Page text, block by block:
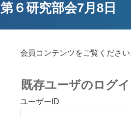
第６研究部会7月8日
会員コンテンツをご覧くださ
既存ユーザのログ
ユーザーID